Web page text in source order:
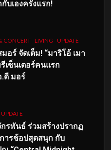
กับเองครั้งแรก!
CONCERT LIVING UPDATE
อร์ จัดเต็ม! “มาริโอ้ เมา
รีเซ็นเตอร์คนแรก
.ดี มอร์
UPDATE
รพันธ์ ร่วมสร้างปรากฏ
ารช้อปสุดสนุก กับ